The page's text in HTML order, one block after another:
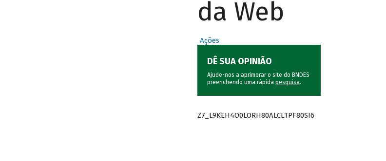
da Web
Ações
DÊ SUA OPINIÃO
Ajude-nos a aprimorar o site do BNDES
preenchendo uma rápida pesquisa.
Z7_L9KEH4O0LORH80ALCLTPF80SI6